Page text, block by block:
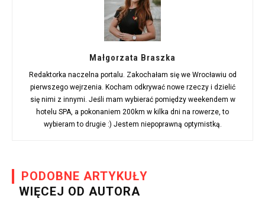
Małgorzata Braszka
Redaktorka naczelna portalu. Zakochałam się we Wrocławiu od
pierwszego wejrzenia. Kocham odkrywać nowe rzeczy i dzielić
się nimi z innymi. Jeśli mam wybierać pomiędzy weekendem w
hotelu SPA, a pokonaniem 200km w kilka dni na rowerze, to
wybieram to drugie :) Jestem niepoprawną optymistką.
PODOBNE ARTYKUŁY
WIĘCEJ OD AUTORA